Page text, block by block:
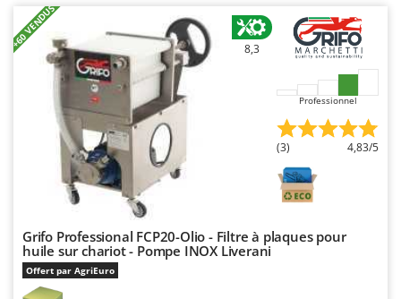
Reber
Redback
Resto Italia
Ribimex
Ripartrak
Ritter
River Systems
Robomow
Rossofuoco
Rover Pompe
Royal Food
+60 VENDUS 8,3
Professionnel
(3) 4,83/5
Grifo Professional FCP20-Olio - Filtre à plaques pour
huile sur chariot - Pompe INOX Liverani
Offert par AgriEuro